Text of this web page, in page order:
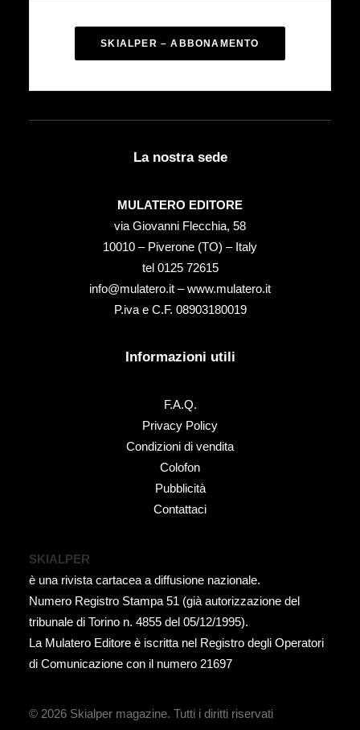
SKIALPER – ABBONAMENTO
La nostra sede
MULATERO EDITORE
via Giovanni Flecchia, 58
10010 – Piverone (TO) – Italy
tel ‭0125 72615‬
info@mulatero.it –www.mulatero.it
P.iva e C.F. 08903180019
Informazioni utili
F.A.Q.
Privacy Policy
Condizioni di vendita
Colofon
Pubblicità
Contattaci
SKIALPER
è una rivista cartacea a diffusione nazionale.
Numero Registro Stampa 51 (già autorizzazione del
tribunale di Torino n. 4855 del 05/12/1995).
La Mulatero Editore è iscritta nel Registro degli Operatori
di Comunicazione con il numero 21697
© 2026 Skialper magazine. Tutti i diritti riservati